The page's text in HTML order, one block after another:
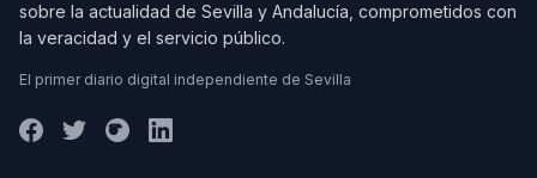
sobre la actualidad de Sevilla y Andalucía, comprometidos con
la veracidad y el servicio público.
El primer diario digital independiente de Sevilla